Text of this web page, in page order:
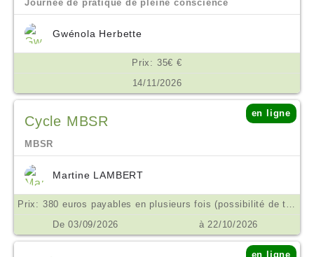
Journée de pratique de pleine conscience
Gwénola Herbette
Prix: 35€ €
14/11/2026
Cycle MBSR
en ligne
MBSR
Martine LAMBERT
Prix: 380 euros payables en plusieurs fois (possibilité de tarif aménagé ne pas hésiter à m'en parler) €
De 03/09/2026
à 22/10/2026
en ligne